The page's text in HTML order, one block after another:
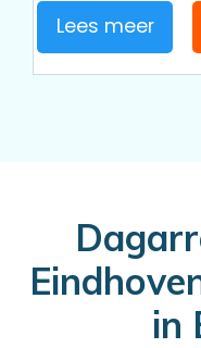
Lees meer
in